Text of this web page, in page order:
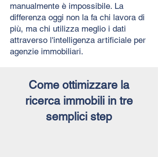
manualmente è impossibile. La
differenza oggi non la fa chi lavora di
più, ma chi utilizza meglio i dati
attraverso l'intelligenza artificiale per
agenzie immobiliari.
Come ottimizzare la
ricerca immobili in tre
semplici step